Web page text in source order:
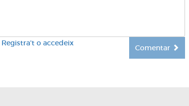
Registra't o accedeix
Comentar